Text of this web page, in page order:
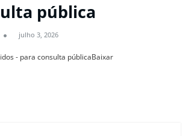
pública
julho 3, 2026
- para consulta públicaBaixar